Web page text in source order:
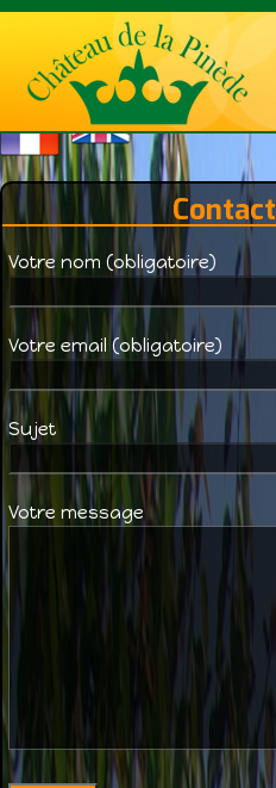
Contact
Votre nom (obligatoire)
Votre email (obligatoire)
Sujet
Votre message